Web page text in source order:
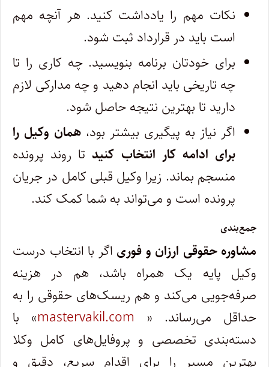
نکات مهم را یادداشت کنید. هر آنچه مهم
است باید در قرارداد ثبت شود.
برای خودتان برنامه بنویسید. چه کاری را تا
چه تاریخی باید انجام دهید و چه مدارکی لازم
دارید تا بهترین نتیجه حاصل شود.
اگر نیاز به پیگیری بیشتر بود، همان وکیل را
برای ادامه کار انتخاب کنید تا روند پرونده
منسجم بماند. زیرا وکیل قبلی کامل در جریان
پرونده است و می‌تواند به شما کمک کند.
جمع‌بندی
مشاوره حقوقی ارزان و فوری اگر با انتخاب درست
وکیل پایه یک همراه باشد، هم در هزینه
صرفه‌جویی می‌کند و هم ریسک‌های حقوقی را به
حداقل می‌رساند. « mastervakil.com» با
دسته‌بندی تخصصی و پروفایل‌های کامل وکلا
بهترین مسیر را برای اقدام سریع، دقیق و